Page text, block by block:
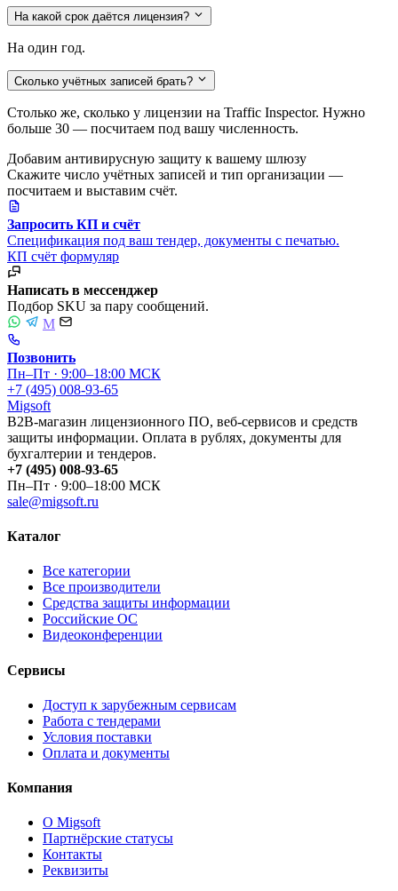
На какой срок даётся лицензия?
На один год.
Сколько учётных записей брать?
Столько же, сколько у лицензии на Traffic Inspector. Нужно
больше 30 — посчитаем под вашу численность.
Добавим антивирусную защиту к вашему шлюзу
Скажите число учётных записей и тип организации —
посчитаем и выставим счёт.
Запросить КП и счёт
Спецификация под ваш тендер, документы с печатью.
КП счёт формуляр
Написать в мессенджер
Подбор SKU за пару сообщений.
M
Позвонить
Пн–Пт · 9:00–18:00 МСК
+7 (495) 008-93-65
Migsoft
B2B-магазин лицензионного ПО, веб-сервисов и средств
защиты информации. Оплата в рублях, документы для
бухгалтерии и тендеров.
+7 (495) 008-93-65
Пн–Пт · 9:00–18:00 МСК
sale@migsoft.ru
Каталог
Все категории
Все производители
Средства защиты информации
Российские ОС
Видеоконференции
Сервисы
Доступ к зарубежным сервисам
Работа с тендерами
Условия поставки
Оплата и документы
Компания
О Migsoft
Партнёрские статусы
Контакты
Реквизиты